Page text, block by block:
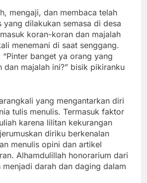
mengaji, dan membaca telah
yang dilakukan semasa di desa
koran-koran dan majalah
menemani di saat senggang.
banget ya orang yang
dan majalah ini?” bisik pikiranku
yang mengantarkan diri
tulis menulis. Termasuk faktor
karena lilitan kekurangan
diriku berkenalan
menulis opini dan artikel
Alhamdulillah honorarium dari
menjadi darah dan daging dalam